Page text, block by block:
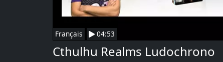
Français 04:53
Cthulhu Realms Ludochrono